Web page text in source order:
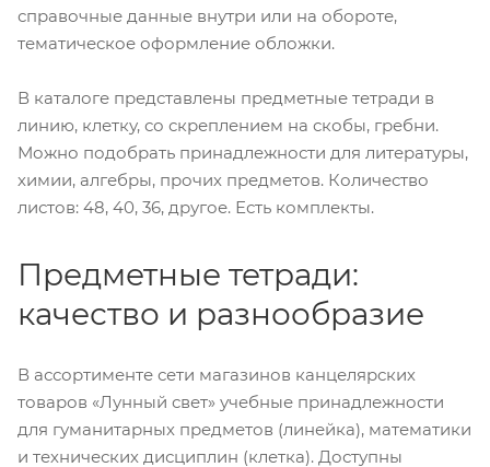
справочные данные внутри или на обороте,
тематическое оформление обложки.
В каталоге представлены предметные тетради в
линию, клетку, со скреплением на скобы, гребни.
Можно подобрать принадлежности для литературы,
химии, алгебры, прочих предметов. Количество
листов: 48, 40, 36, другое. Есть комплекты.
Предметные тетради:
качество и разнообразие
В ассортименте сети магазинов канцелярских
товаров «Лунный свет» учебные принадлежности
для гуманитарных предметов (линейка), математики
и технических дисциплин (клетка). Доступны